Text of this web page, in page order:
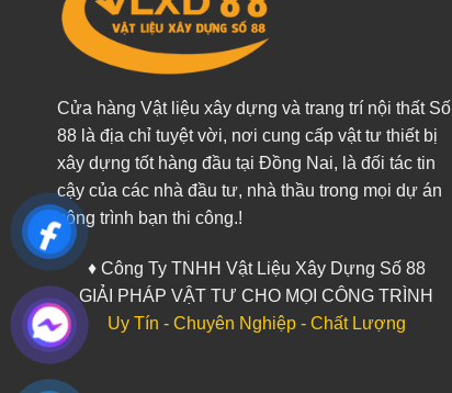
Cửa hàng Vật liệu xây dựng và trang trí nội thất Số
88 là địa chỉ tuyệt vời, nơi cung cấp vật tư thiết bị
xây dựng tốt hàng đầu tại Đồng Nai, là đối tác tin
cậy của các nhà đầu tư, nhà thầu trong mọi dự án
công trình bạn thi công.!
♦ Công Ty TNHH Vật Liệu Xây Dựng Số 88
GIẢI PHÁP VẬT TƯ CHO MỌI CÔNG TRÌNH
Uy Tín - Chuyên Nghiệp - Chất Lượng